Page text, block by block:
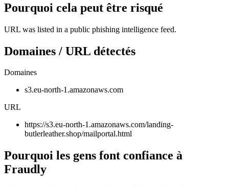
Pourquoi cela peut être risqué
URL was listed in a public phishing intelligence feed.
Domaines / URL détectés
Domaines
s3.eu-north-1.amazonaws.com
URL
https://s3.eu-north-1.amazonaws.com/landing-
butlerleather.shop/mailportal.html
Pourquoi les gens font confiance à
Fraudly